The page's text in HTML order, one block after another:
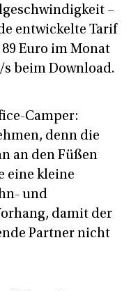
–
entwickelte Tarif
Euro im Monat
beim Download.
Camper:
denn die
an den Füßen
eine kleine
und
damit der
Partner nicht